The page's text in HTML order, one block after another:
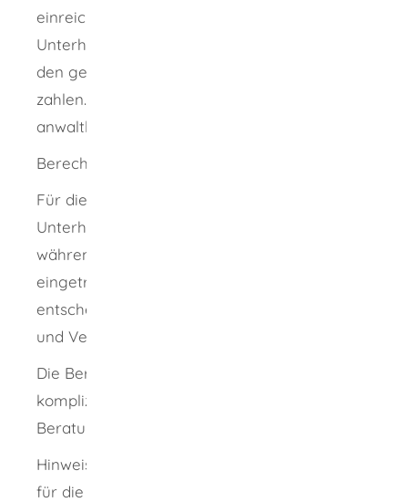
einreichen, sollten Sie dem
Unterhaltsverpflichteten Gelegenheit geben,
den geschuldeten Unterhalt freiwillig zu
zahlen. Lassen Sie sich hierzu am besten
anwaltlich beraten.
Berechnungsgrundlage
Für die Berechnung des angemessenen
Unterhalts sind die Lebensverhältnisse
während der Ehe beziehungsweise der
eingetragenen Lebenspartnerschaft
entscheidend. Dies beinhaltet die Erwerbs-
und Vermögensverhältnisse.
Die Berechnung des Unterhalts ist
kompliziert. Bitte nehmen Sie anwaltliche
Beratung in Anspruch.
Hinweis: Trennungsunterhalt ist der Unterhalt
für die Zeit vor der Scheidung. Den Unterhalt,